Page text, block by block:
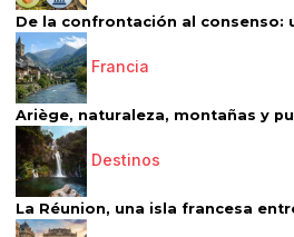
De la confrontación al consenso:
Francia
Ariège, naturaleza, montañas y
Destinos
La Réunion, una isla francesa